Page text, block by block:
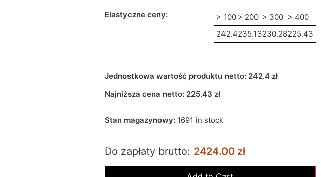
Elastyczne ceny: > 100 > 200 > 300 > 400
242.4235.13230.28225.43
Jednostkowa wartość produktu netto: 242.4 zł
Najniższa cena netto: 225.43 zł
Stan magazynowy: 1691 in stock
Do zapłaty brutto: 2424.00 zł